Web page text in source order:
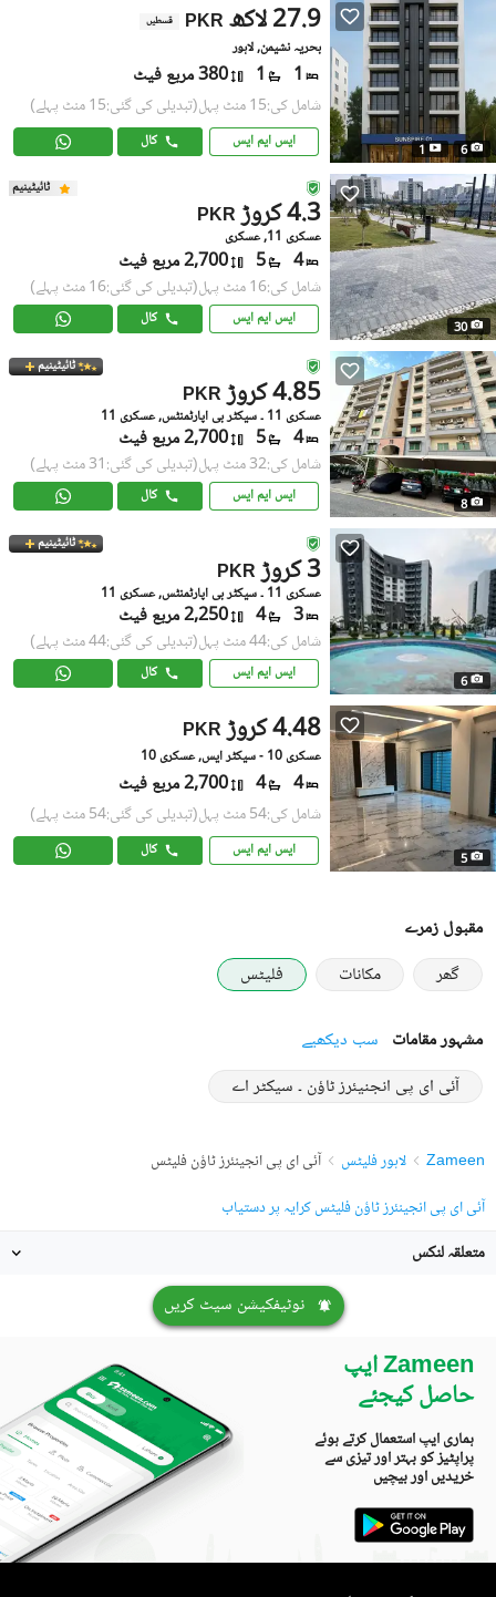
6
1
PKR 27.9 لاکھ قسطیں
بحریہ نشیمن, لاہور
1
1 380 مربع فیٹ
شامل کی:15 منٹ پہل (تبدیلی کی گئی:15 منٹ پہلے)
ایس ایم ایس کال
30
ٹائیٹینیم
PKR 4.3 کروڑ
عسکری 11, عسکری
4
5 2,700 مربع فیٹ
شامل کی:16 منٹ پہل (تبدیلی کی گئی:16 منٹ پہلے)
ایس ایم ایس کال
8
ٹائیٹینیم
PKR 4.85 کروڑ
عسکری 11 ۔ سیکٹر بی اپارٹمنٹس, عسکری 11
4
5 2,700 مربع فیٹ
شامل کی:32 منٹ پہل (تبدیلی کی گئی:31 منٹ پہلے)
ایس ایم ایس کال
6
ٹائیٹینیم
PKR 3 کروڑ
عسکری 11 ۔ سیکٹر بی اپارٹمنٹس, عسکری 11
3
4 2,250 مربع فیٹ
شامل کی:44 منٹ پہل (تبدیلی کی گئی:44 منٹ پہلے)
ایس ایم ایس کال
5
PKR 4.48 کروڑ
عسکری 10 - سیکٹر ایس, عسکری 10
4
4 2,700 مربع فیٹ
شامل کی:54 منٹ پہل (تبدیلی کی گئی:54 منٹ پہلے)
ایس ایم ایس کال
مقبول زمرے
گھر
مکانات فلیٹس
مشہور مقامات سب دیکھیے
آئی ای پی انجنیئرز ٹاؤن ۔ سیکٹر اے
Zameen لاہور فلیٹس
آئی ای پی انجینئرز ٹاؤن فلیٹس
آئی ای پی انجینئرز ٹاؤن فلیٹس کرایہ پر دستیاب
متعلقہ لنکس
نوٹیفکیشن سیٹ کریں
Zameen ایپ
حاصل کیجئے
ہماری ایپ استعمال کرتے ہوئے
پراپٹیز کو بہتر اور تیزی سے
خریدیں اور بیچیں